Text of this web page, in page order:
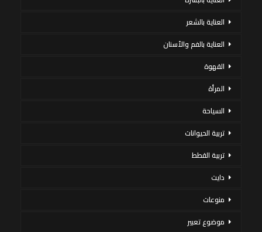
العناية بالشعر
العناية بالفم والأسنان
القهوة
المرأة
السياحة
تربية الحيوانات
تربية القطط
دايت
منوعات
موضوع تعبير